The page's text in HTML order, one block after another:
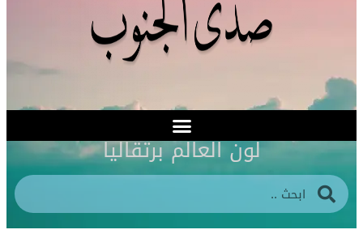
لون العالم برتقاليا